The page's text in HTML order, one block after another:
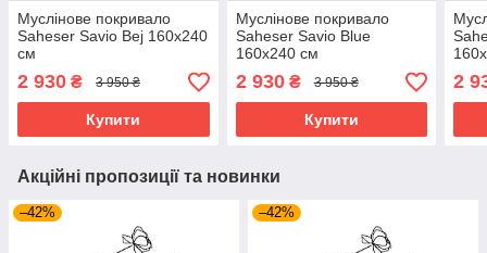
Муслінове покривало
Saheser Savio Bej 160х240
см
2 930 ₴ 3 950 ₴
Купити
Муслінове покривало
Saheser Savio Blue
160х240 см
2 930₴ 3 950 ₴
Купити
2
Акційні пропозиції та новинки
–42% –42%